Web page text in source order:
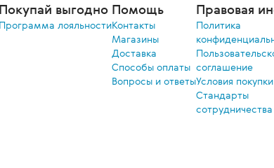
Покупай выгодно
Программа лояльности
Помощь
Контакты
Магазины
Доставка
Способы оплаты
Вопросы и ответы
Правовая
Политика
соглашение
Условия покупки
Стандарты
сотрудничества